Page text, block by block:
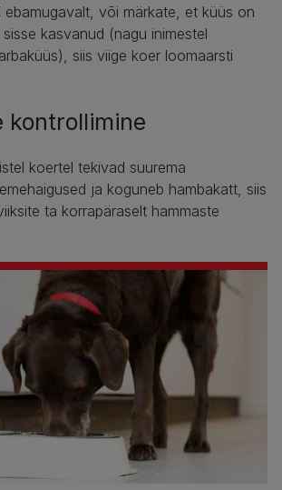
ebamugavalt, või märkate, et küüs on
kasvanud (nagu inimestel
siis viige koer loomaarsti
kontrollimine
koertel tekivad suurema
ja koguneb hambakatt, siis
ta korrapäraselt hammaste